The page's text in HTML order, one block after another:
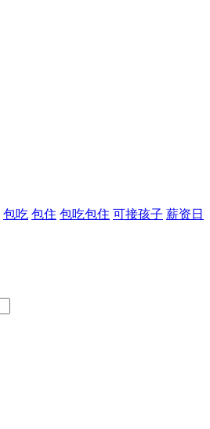
包吃 包住 包吃包住 可接孩子 薪资日